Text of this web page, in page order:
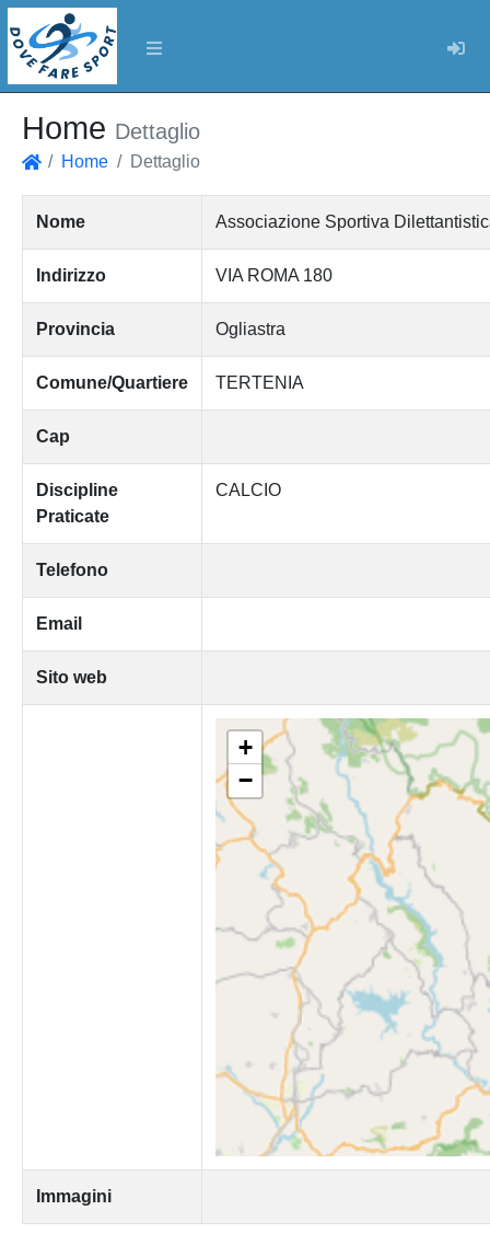
Home Dettaglio
Home Dettaglio
Nome Associazione Sportiva
Indirizzo VIA ROMA 180
Provincia Ogliastra
Comune/Quartiere TERTENIA
Cap
Discipline
Praticate
CALCIO
Telefono
Email
Sito web
+
−
Immagini